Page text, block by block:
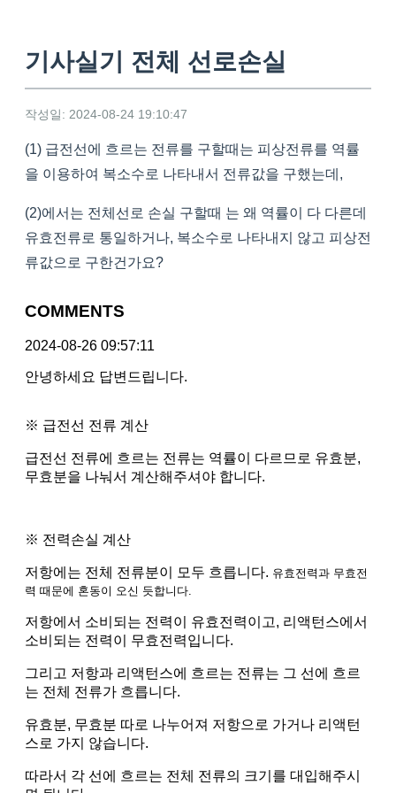
기사실기 전체 선로손실
작성일: 2024-08-24 19:10:47
(1) 급전선에 흐르는 전류를 구할때는 피상전류를 역률
을 이용하여 복소수로 나타내서 전류값을 구했는데,
(2)에서는 전체선로 손실 구할때 는 왜 역률이 다 다른데
유효전류로 통일하거나, 복소수로 나타내지 않고 피상전
류값으로 구한건가요?
COMMENTS
2024-08-26 09:57:11
안녕하세요 답변드립니다.
※ 급전선 전류 계산
급전선 전류에 흐르는 전류는 역률이 다르므로 유효분,
무효분을 나눠서 계산해주셔야 합니다.
※ 전력손실 계산
저항에는 전체 전류분이 모두 흐릅니다. 유효전력과 무효전
력 때문에 혼동이 오신 듯합니다.
저항에서 소비되는 전력이 유효전력이고, 리액턴스에서
소비되는 전력이 무효전력입니다.
그리고 저항과 리액턴스에 흐르는 전류는 그 선에 흐르
는 전체 전류가 흐릅니다.
유효분, 무효분 따로 나누어져 저항으로 가거나 리액턴
스로 가지 않습니다.
따라서 각 선에 흐르는 전체 전류의 크기를 대입해주시